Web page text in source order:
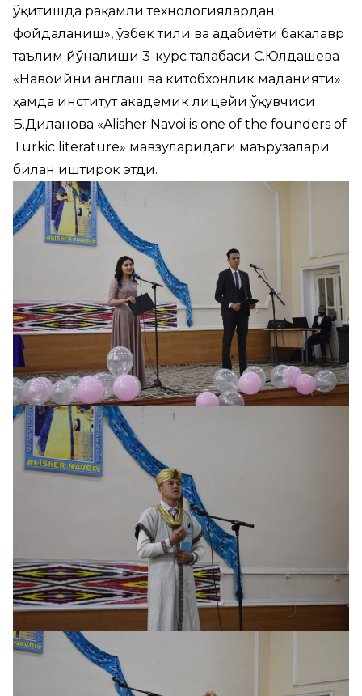
ўқитишда рақамли технологиялардан
фойдаланиш», ўзбек тили ва адабиёти бакалавр
таълим йўналиши 3-курс талабаси С.Юлдашева
«Навоийни англаш ва китобхонлик маданияти»
ҳамда институт академик лицейи ўқувчиси
Б.Диланова «Alisher Navoi is one of the founders of
Turkic literature» мавзуларидаги маърузалари
билан иштирок этди.